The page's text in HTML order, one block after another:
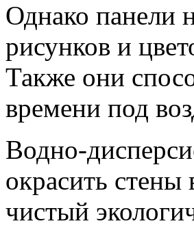
Однако панели
рисунков и
Также они
времени под
Водно-
окрасить стены
чистый